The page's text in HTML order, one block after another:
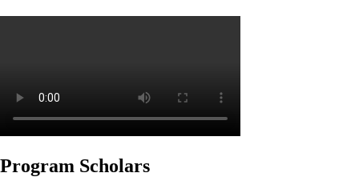
Program Scholars